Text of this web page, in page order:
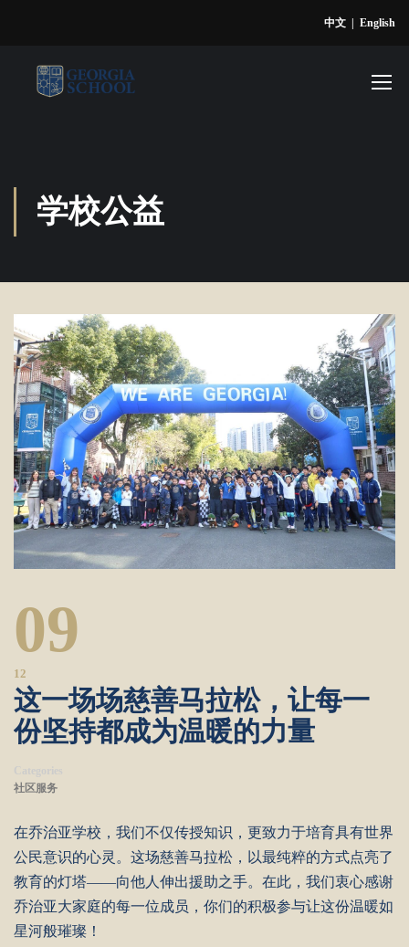
中文 English
学校公益
09
12
这一场场慈善马拉松，让每一
份坚持都成为温暖的力量
Categories
社区服务
在乔治亚学校，我们不仅传授知识，更致力于培育具有世界
公民意识的心灵。这场慈善马拉松，以最纯粹的方式点亮了
教育的灯塔——向他人伸出援助之手。在此，我们衷心感谢
乔治亚大家庭的每一位成员，你们的积极参与让这份温暖如
星河般璀璨！